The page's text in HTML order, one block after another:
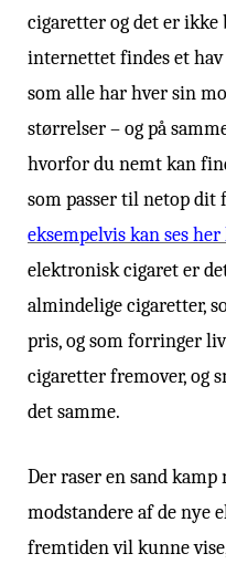
cigaretter og det er ikke
internettet findes et
som alle har hver sin
størrelser – og på
hvorfor du nemt kan
som passer til netop dit
eksempelvis kan ses
elektronisk cigaret er
almindelige cigaretter,
pris, og som forringer
cigaretter fremover, og
det samme.
Der raser en sand
modstandere af de nye
fremtiden vil kunne